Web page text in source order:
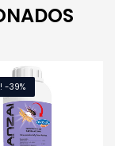
-39%